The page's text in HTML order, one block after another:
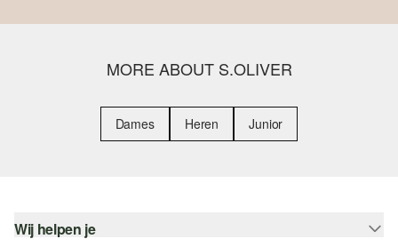
MORE ABOUT S.OLIVER
Dames Heren Junior
Wij helpen je